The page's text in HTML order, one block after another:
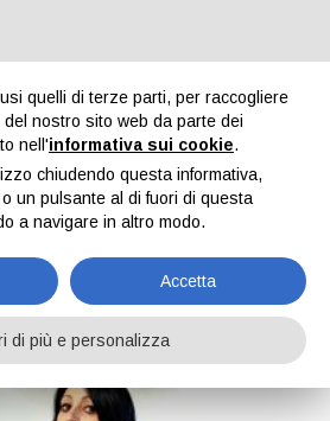
VIAGGI
CERCA TRA I
VIAGGIATORI
CERCA
quelli di terze parti, per raccogliere
del nostro sito web da parte dei
nell'informativa sui cookie.
chiudendo questa informativa,
un pulsante al di fuori di questa
a navigare in altro modo.
Accetta
di più e personalizza